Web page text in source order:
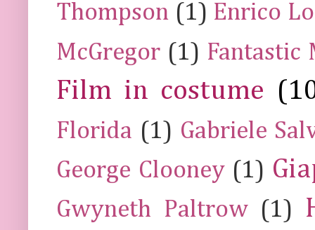
Thompson (1) Enrico
McGregor (1) Fantastic
Film in costume
Florida (1) Gabriele
George Clooney (1)
Gwyneth Paltrow (1)